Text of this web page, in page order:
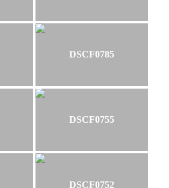
DSCF0785
DSCF0755
DSCF0752